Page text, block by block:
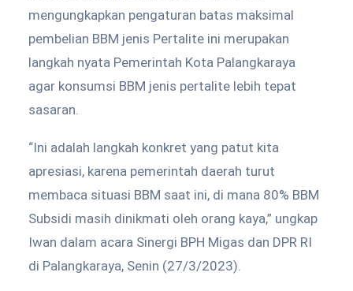
mengungkapkan pengaturan batas maksimal
pembelian BBM jenis Pertalite ini merupakan
langkah nyata Pemerintah Kota Palangkaraya
agar konsumsi BBM jenis pertalite lebih tepat
sasaran.
“Ini adalah langkah konkret yang patut kita
apresiasi, karena pemerintah daerah turut
membaca situasi BBM saat ini, di mana 80% BBM
Subsidi masih dinikmati oleh orang kaya,” ungkap
Iwan dalam acara Sinergi BPH Migas dan DPR RI
di Palangkaraya, Senin (27/3/2023).